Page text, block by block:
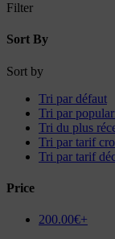
Filter
Sort By
Sort by
Tri par défaut
Tri par
Tri du plus
Tri par tarif
Tri par tarif
Price
200.00€+